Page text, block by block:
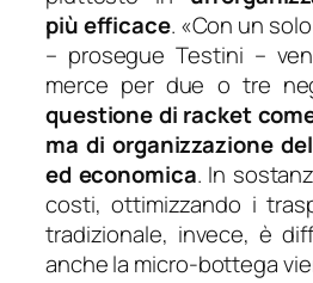
più efficace. «Con un
– prosegue Testini –
merce per due o tre
questione di racket
ma di organizzazione
ed economica. In
costi, ottimizzando i
tradizionale, invece, è
anche la micro-bottega